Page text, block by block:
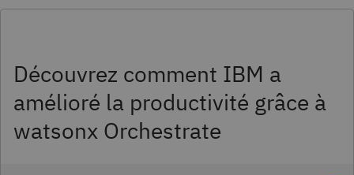
Découvrez comment IBM a
amélioré la productivité grâce à
watsonx Orchestrate